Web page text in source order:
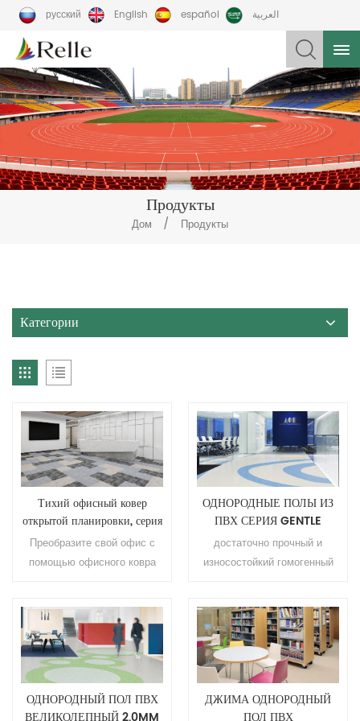
русский English español العربية
Продукты
Дом / Продукты
Категории
Тихий офисный ковер
открытой планировки, серия
SM.
Преобразите свой офис с
помощью офисного ковра
пыли и скандинавскому
минималистичному стилю,
он обеспечивает отличную
звукоизоляцию и
устойчивость к выцветанию.
Идеально подходит для
ОДНОРОДНЫЕ ПОЛЫ ИЗ
ПВХ СЕРИЯ GENTLE
достаточно прочный и
износостойкий гомогенный
квартира , торговый центр ,
гостиница и т. д. . марка:
Релле цвет: 36 результатов
размер:
2.0мм(т)*2.0м(ш)*20м(л).
поверхность:
ОДНОРОДНЫЙ ПОЛ ПВХ
ВЕЛИКОЛЕПНЫЙ 2.0MM
ДЖИМА ОДНОРОДНЫЙ
ПОЛ ПВХ